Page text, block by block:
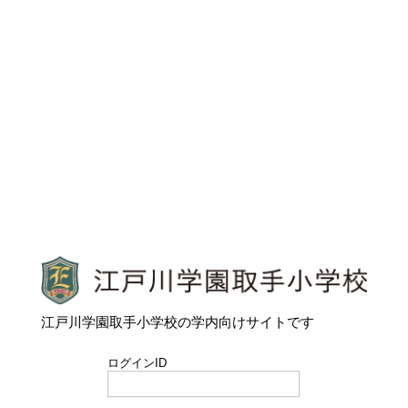
江戸川学園取手小学校
江戸川学園取手小学校の学内向けサイトです
ログインID